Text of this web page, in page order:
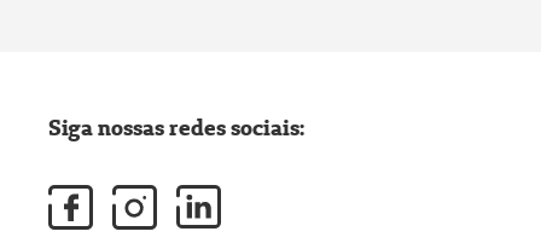
Siga nossas redes sociais: